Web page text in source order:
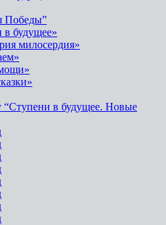
Победы”
будущее»
милосердия»
“Ступени в будущее. Новые